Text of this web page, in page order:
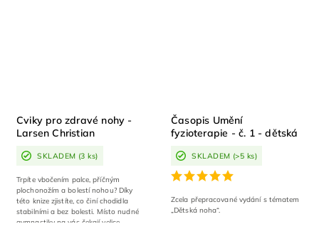
Cviky pro zdravé nohy -
Larsen Christian
SKLADEM (3 ks)
Trpíte vbočením palce, příčným
plochonožím a bolestí nohou? Díky
této knize zjistíte, co činí chodidla
stabilními a bez bolesti. Místo nudné
gymnastiky na vás čekají velice...
Časopis Umění
fyzioterapie - č. 1 - dětská
SKLADEM (>5 ks)
Zcela přepracované vydání s tématem
„Dětská noha“.